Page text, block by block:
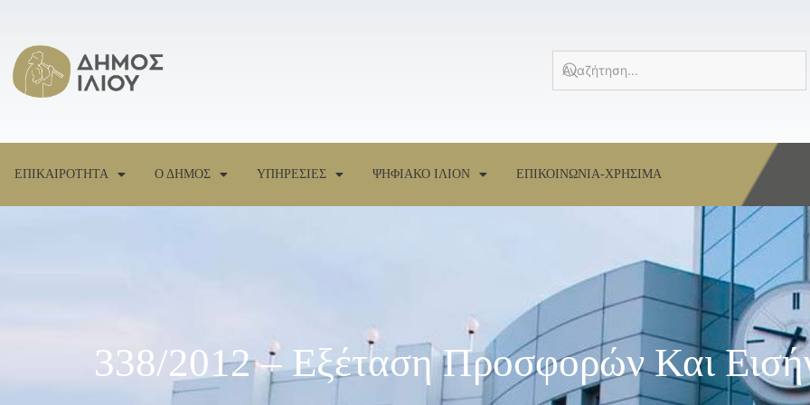
ΕΠΙΚΑΙΡΟΤΗΤΑ Ο ΔΗΜΟΣ ΥΠΗΡΕΣΙΕΣ ΨΗΦΙΑΚΟ ΙΛΙΟΝ ΕΠΙΚΟΙΝΩΝΙΑ-ΧΡΗΣΙΜΑ
338/2012 – Εξέταση Προσφορών Και